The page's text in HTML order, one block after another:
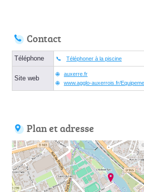
Contact
Téléphone Téléphoner à la piscine
Site web
auxerre.fr
www.agglo-auxerrois.fr/
Plan et adresse